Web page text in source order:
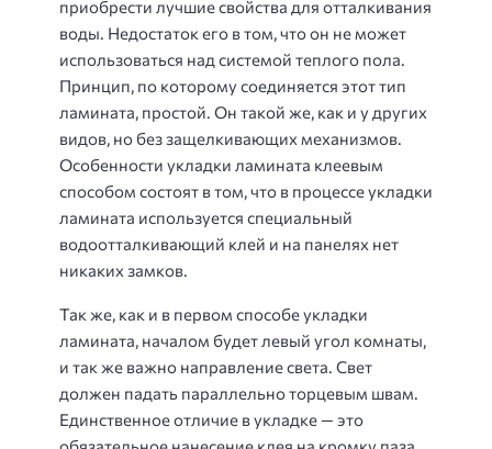
приобрести лучшие свойства для отталкивания
воды. Недостаток его в том, что он не может
использоваться над системой теплого пола.
Принцип, по которому соединяется этот тип
ламината, простой. Он такой же, как и у других
видов, но без защелкивающих механизмов.
Особенности укладки ламината клеевым
способом состоят в том, что в процессе укладки
ламината используется специальный
водоотталкивающий клей и на панелях нет
никаких замков.
Так же, как и в первом способе укладки
ламината, началом будет левый угол комнаты,
и так же важно направление света. Свет
должен падать параллельно торцевым швам.
Единственное отличие в укладке — это